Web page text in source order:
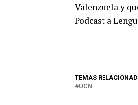
Valenzuela y
Podcast a
TEMAS
UCN